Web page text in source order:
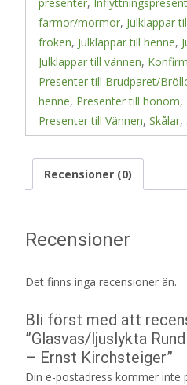
farmor/mormor, Julklappar
fröken, Julklappar till henne,
Julklappar till vännen,
Presenter till Brudparet/
henne, Presenter till honom,
Presenter till Vännen, Skålar,
Recensioner (0)
Recensioner
Det finns inga recensioner än.
Bli först med att
”Glasvas/ljuslykta
– Ernst Kirchsteiger”
Din e-postadress kommer inte